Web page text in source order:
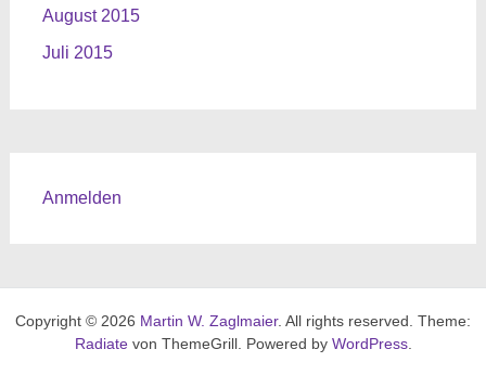
August 2015
Juli 2015
Anmelden
Copyright © 2026 Martin W. Zaglmaier. All rights reserved. Theme:
Radiatevon ThemeGrill. Powered by WordPress.